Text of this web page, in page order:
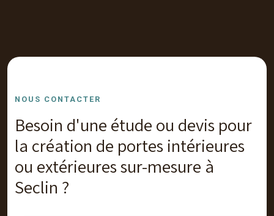
NOUS CONTACTER
Besoin d'une étude ou devis pour
la création de portes intérieures
ou extérieures sur-mesure à
Seclin ?